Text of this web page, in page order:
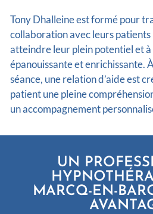
Tony Dhalleine est formé pour
collaboration avec leurs patients
atteindre leur plein potentiel et
épanouissante et enrichissante.
séance, une relation d’aide est
patient une pleine
un accompagnement
UN
MARCQ-EN-